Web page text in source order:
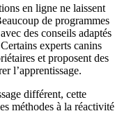
en ligne ne laissent
de programmes
des conseils adaptés
experts canins
et proposent des
l’apprentissage.
différent, cette
méthodes à la réactivité